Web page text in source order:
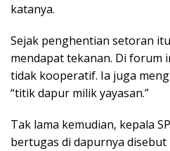
katanya.
Sejak penghentian setoran
mendapat tekanan. Di forum
tidak kooperatif. Ia juga
“titik dapur milik yayasan.”
Tak lama kemudian, kepala
bertugas di dapurnya